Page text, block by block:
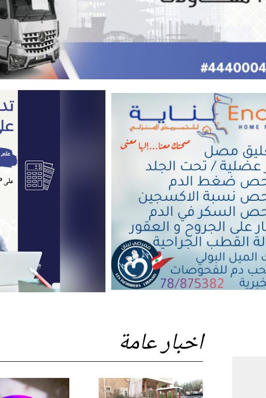
اخبار عامة